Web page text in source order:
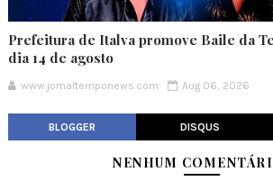
Prefeitura de Italva promove Baile da
dia 14 de agosto
www.jornaltemponews.com Aug 06, 2026
BLOGGER DISQUS
NENHUM